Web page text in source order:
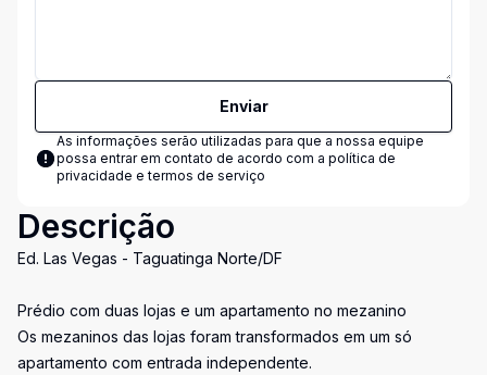
Enviar
As informações serão utilizadas para que a nossa equipe
possa entrar em contato de acordo com a política de
privacidade e termos de serviço
Descrição
Ed. Las Vegas - Taguatinga Norte/DF
Prédio com duas lojas e um apartamento no mezanino
Os mezaninos das lojas foram transformados em um só
apartamento com entrada independente.